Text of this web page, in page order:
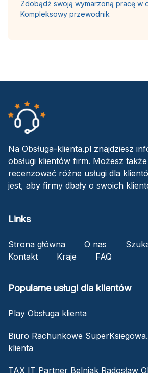
Zdobądź swoją wymarzoną pracę w
Kompleksowy przewodnik
Na Obsługa-klienta.pl znajdziesz
obsługi klientów firm. Możesz
recenzować różne usługi dla
jest, aby firmy dbały o swoich
Links
Strona główna O nas
Kontakt
Kraje FAQ
Popularne usługi dla klientów
Play Obsługa klienta
Biuro Rachunkowe
klienta
TAX IT Partner Belniak Radosław